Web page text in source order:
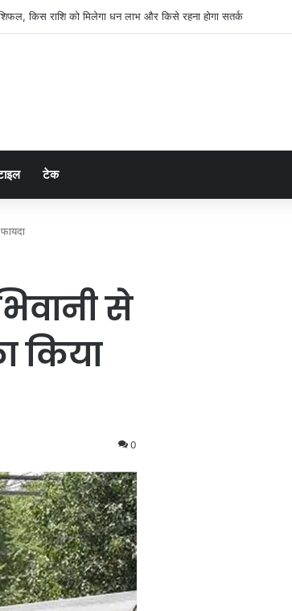
टेक
से
किया
0